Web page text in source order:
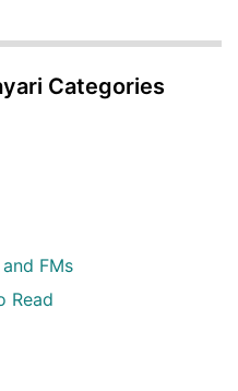
Categories
FMs
Read